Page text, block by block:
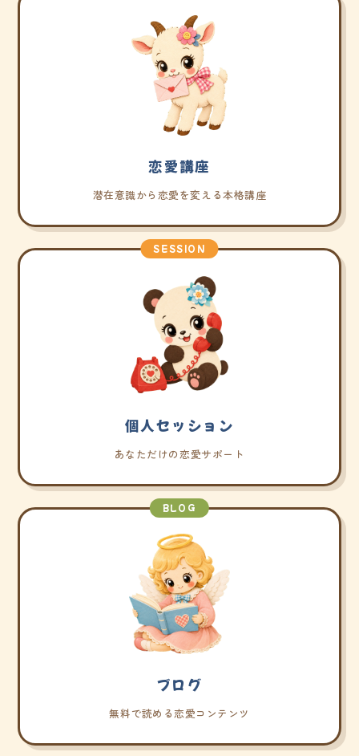
恋愛講座
潜在意識から恋愛を変える本格講座
SESSION
個人セッション
あなただけの恋愛サポート
BLOG
ブログ
無料で読める恋愛コンテンツ